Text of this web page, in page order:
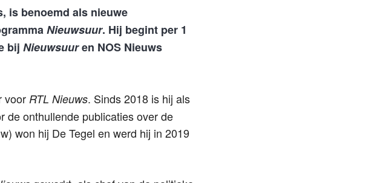
is benoemd als nieuwe
Nieuwsuur. Hij begint per 1
bij Nieuwsuuren NOS Nieuws
voor RTL Nieuws. Sinds 2018 is hij als
de onthullende publicaties over de
won hij De Tegel en werd hij in 2019